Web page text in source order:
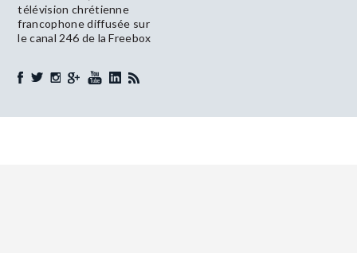
télévision chrétienne
francophone diffusée sur
le canal 246 de la Freebox